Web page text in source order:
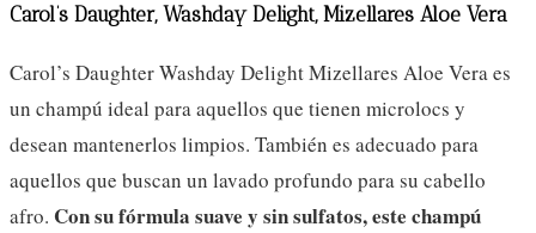
Carol’s Daughter, Washday Delight, Mizellares Aloe Vera
Carol’s Daughter Washday Delight Mizellares Aloe Vera es
un champú ideal para aquellos que tienen microlocs y
desean mantenerlos limpios. También es adecuado para
aquellos que buscan un lavado profundo para su cabello
afro. Con su fórmula suave y sin sulfatos, este champú